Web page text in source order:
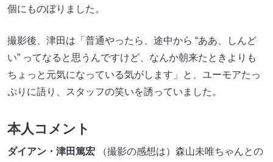
個にものぼりました。
撮影後、津田は「普通やったら、途中から “ああ、しんど
い” ってなると思うんですけど、なんか朝来たときよりも
ちょっと元気になっている気がします」と、ユーモアたっ
ぷりに語り、スタッフの笑いを誘っていました。
本人コメント
ダイアン・津田篤宏 （撮影の感想は）森山未唯ちゃんとの